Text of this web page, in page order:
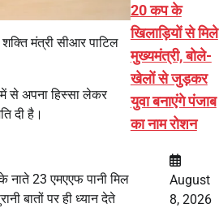
मंत्री सीआर पाटिल
से अपना हिस्सा लेकर
दी है।
नाते 23 एमएएफ पानी मिल
बातों पर ही ध्यान देते
20 कप के
खिलाड़ियों से मिले
मुख्यमंत्री, बोले-
खेलों से जुड़कर
युवा बनाएंगे पंजाब
का नाम रोशन
August
8, 2026